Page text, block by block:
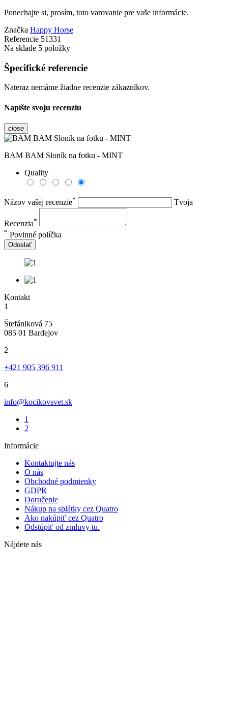
Ponechajte si, prosím, toto varovanie pre vaše informácie.
Značka Happy Horse
Referencie 51331
Na sklade 5 položky
Špecifické referencie
Nateraz nemáme žiadne recenzie zákazníkov.
Napíšte svoju recenziu
close
BAM BAM Sloník na fotku - MINT
Quality
Názov vašej recenzie* Tvoja
Recenzia*
* Povinné políčka
Odoslať
Kontakt
1
Štefániková 75
085 01 Bardejov
2
+421 905 396 911
6
info@kocikovsvet.sk
1
2
Informácie
Kontaktujte nás
O nás
Obchodné podmienky
GDPR
Doručenie
Nákup na splátky cez Quatro
Ako nakúpiť cez Quatro
Odstúpiť od zmluvy tu.
Nájdete nás